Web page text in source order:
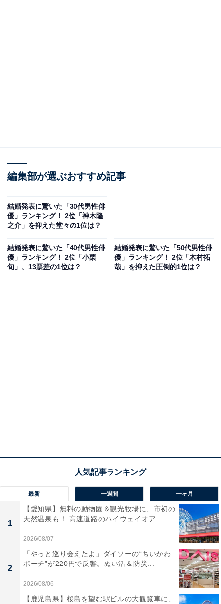
編集部が選ぶおすすめ記事
結婚発表に驚いた「30代男性俳
優」ランキング！ 2位「神木隆
之介」を抑えた堂々の1位は？
結婚発表に驚いた「40代男性俳
優」ランキング！ 2位「小栗
旬」、13票差の1位は？
結婚発表に驚いた「50代男性俳
優」ランキング！ 2位「木村拓
哉」を抑えた圧倒的1位は？
最新 一週間 一ヶ月
1
【愛知県】無料の動物園＆観光牧場に、市初の
天然温泉も！ 高速道路のハイウェイオア...
2026/08/07
2
「やっと巡り会えたよ」ダイソーの“ちいかわ
ポーチ”が220円で反響。ぬい活＆防災...
2026/08/06
【鹿児島県】桜島を望む駅ビルの大観覧車に、